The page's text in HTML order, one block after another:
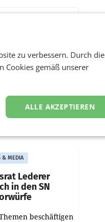
& MEDIA
Lederer
in den SN
beschäftigen
zu verbessern. Durch die
Cookies gemäß unserer
ALLE AKZEPTIEREN